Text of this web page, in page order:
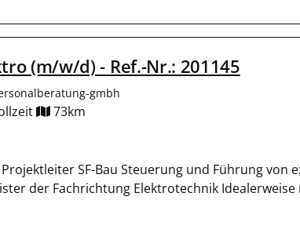
(m/w/d) - Ref.-Nr.: 201145
gmbh
73km
SF-Bau Steuerung und Führung von
der Fachrichtung Elektrotechnik Idealerweise